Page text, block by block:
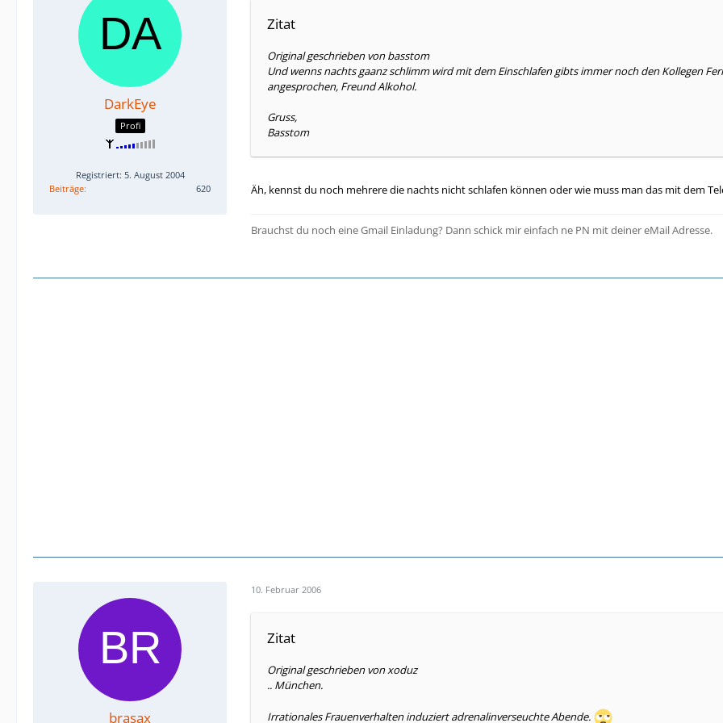
DarkEye
Profi
Registriert: 5. August 2004
Beiträge
620
Zitat
Original geschrieben von basstom
Und wenns nachts gaanz schlimm wird mit dem Einschlafen gibts immer noch den Kollegen
angesprochen, Freund Alkohol.
Gruss,
Basstom
Äh, kennst du noch mehrere die nachts nicht schlafen können oder wie muss man das mit dem
Brauchst du noch eine Gmail Einladung? Dann schick mir einfach ne PN mit deiner eMail Adresse.
brasax
10. Februar 2006
Zitat
Original geschrieben von xoduz
.. München.
Irrationales Frauenverhalten induziert adrenalinverseuchte Abende.